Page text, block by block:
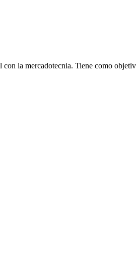
la mercadotecnia. Tiene como